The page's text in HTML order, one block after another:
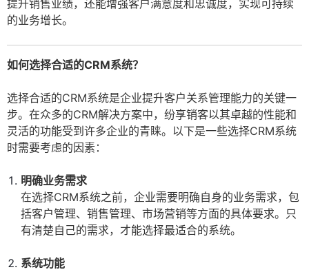
提升销售业绩，还能增强客户满意度和忠诚度，实现可持续
的业务增长。
如何选择合适的CRM系统？
选择合适的CRM系统是企业提升客户关系管理能力的关键一
步。在众多的CRM解决方案中，纷享销客以其卓越的性能和
灵活的功能受到许多企业的青睐。以下是一些选择CRM系统
时需要考虑的因素：
明确业务需求
在选择CRM系统之前，企业需要明确自身的业务需求，包
括客户管理、销售管理、市场营销等方面的具体要求。只
有清楚自己的需求，才能选择最适合的系统。
系统功能